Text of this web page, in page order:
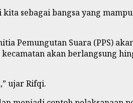
sebagai bangsa yang
Pemungutan Suara (PPS)
akan berlangsung
ujar Rifqi.